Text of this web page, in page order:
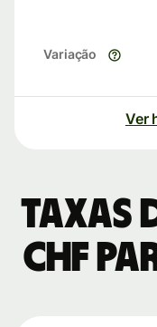
Variação
Ver
Taxas
CHF